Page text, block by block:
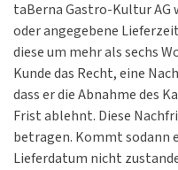
taBerna Gastro-Kultur
oder angegebene
diese um mehr als sechs
Kunde das Recht, eine
dass er die Abnahme des
Frist ablehnt. Diese
betragen. Kommt sodann
Lieferdatum nicht